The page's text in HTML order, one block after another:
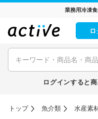
業務用冷凍
ログインすると
トップ 魚介類 水産素